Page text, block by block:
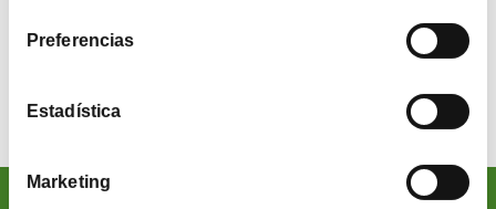
Preferencias
Estadística
Marketing